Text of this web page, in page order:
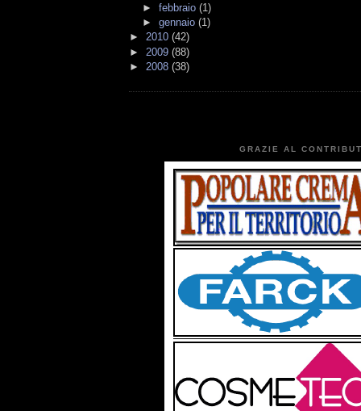
► febbraio (1)
► gennaio (1)
► 2010 (42)
► 2009 (88)
► 2008 (38)
GRAZIE AL